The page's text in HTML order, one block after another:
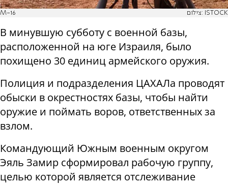
M-16 צילום: ISTOCK
В минувшую субботу с военной базы,
расположенной на юге Израиля, было
похищено 30 единиц армейского оружия.
Полиция и подразделения ЦАХАЛа проводят
обыски в окрестностях базы, чтобы найти
оружие и поймать воров, ответственных за
взлом.
Командующий Южным военным округом
Эяль Замир сформировал рабочую группу,
целью которой является отслеживание